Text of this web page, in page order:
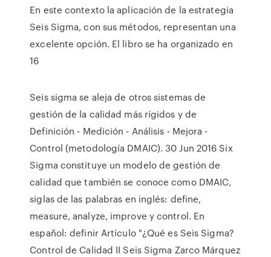
En este contexto la aplicación de la estrategia
Seis Sigma, con sus métodos, representan una
excelente opción. El libro se ha organizado en
16
Seis sigma se aleja de otros sistemas de
gestión de la calidad más rígidos y de
Definición - Medición - Análisis - Mejora -
Control (metodología DMAIC). 30 Jun 2016 Six
Sigma constituye un modelo de gestión de
calidad que también se conoce como DMAIC,
siglas de las palabras en inglés: define,
measure, analyze, improve y control. En
español: definir Artículo "¿Qué es Seis Sigma?
Control de Calidad II Seis Sigma Zarco Márquez